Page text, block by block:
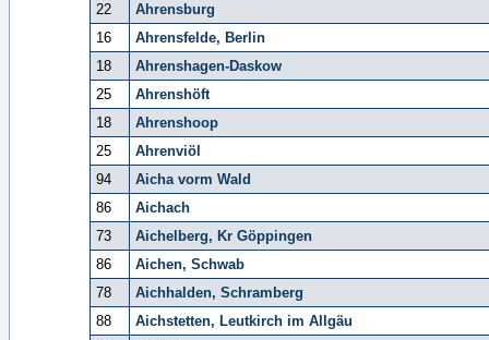
22
Ahrensburg
16
Ahrensfelde, Berlin
18
Ahrenshagen-Daskow
25
Ahrenshöft
18
Ahrenshoop
25
Ahrenviöl
94
Aicha vorm Wald
86
Aichach
73
Aichelberg, Kr Göppingen
86
Aichen, Schwab
78
Aichhalden, Schramberg
88
Aichstetten, Leutkirch im Allgäu